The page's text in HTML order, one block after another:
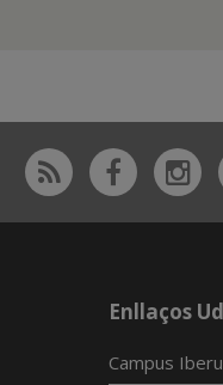
Rss
Enllaços
Campus